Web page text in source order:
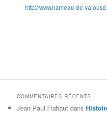
http://www.hameau-de-
COMMENTAIRES RÉCENTS
Jean-Paul Flahaut dans